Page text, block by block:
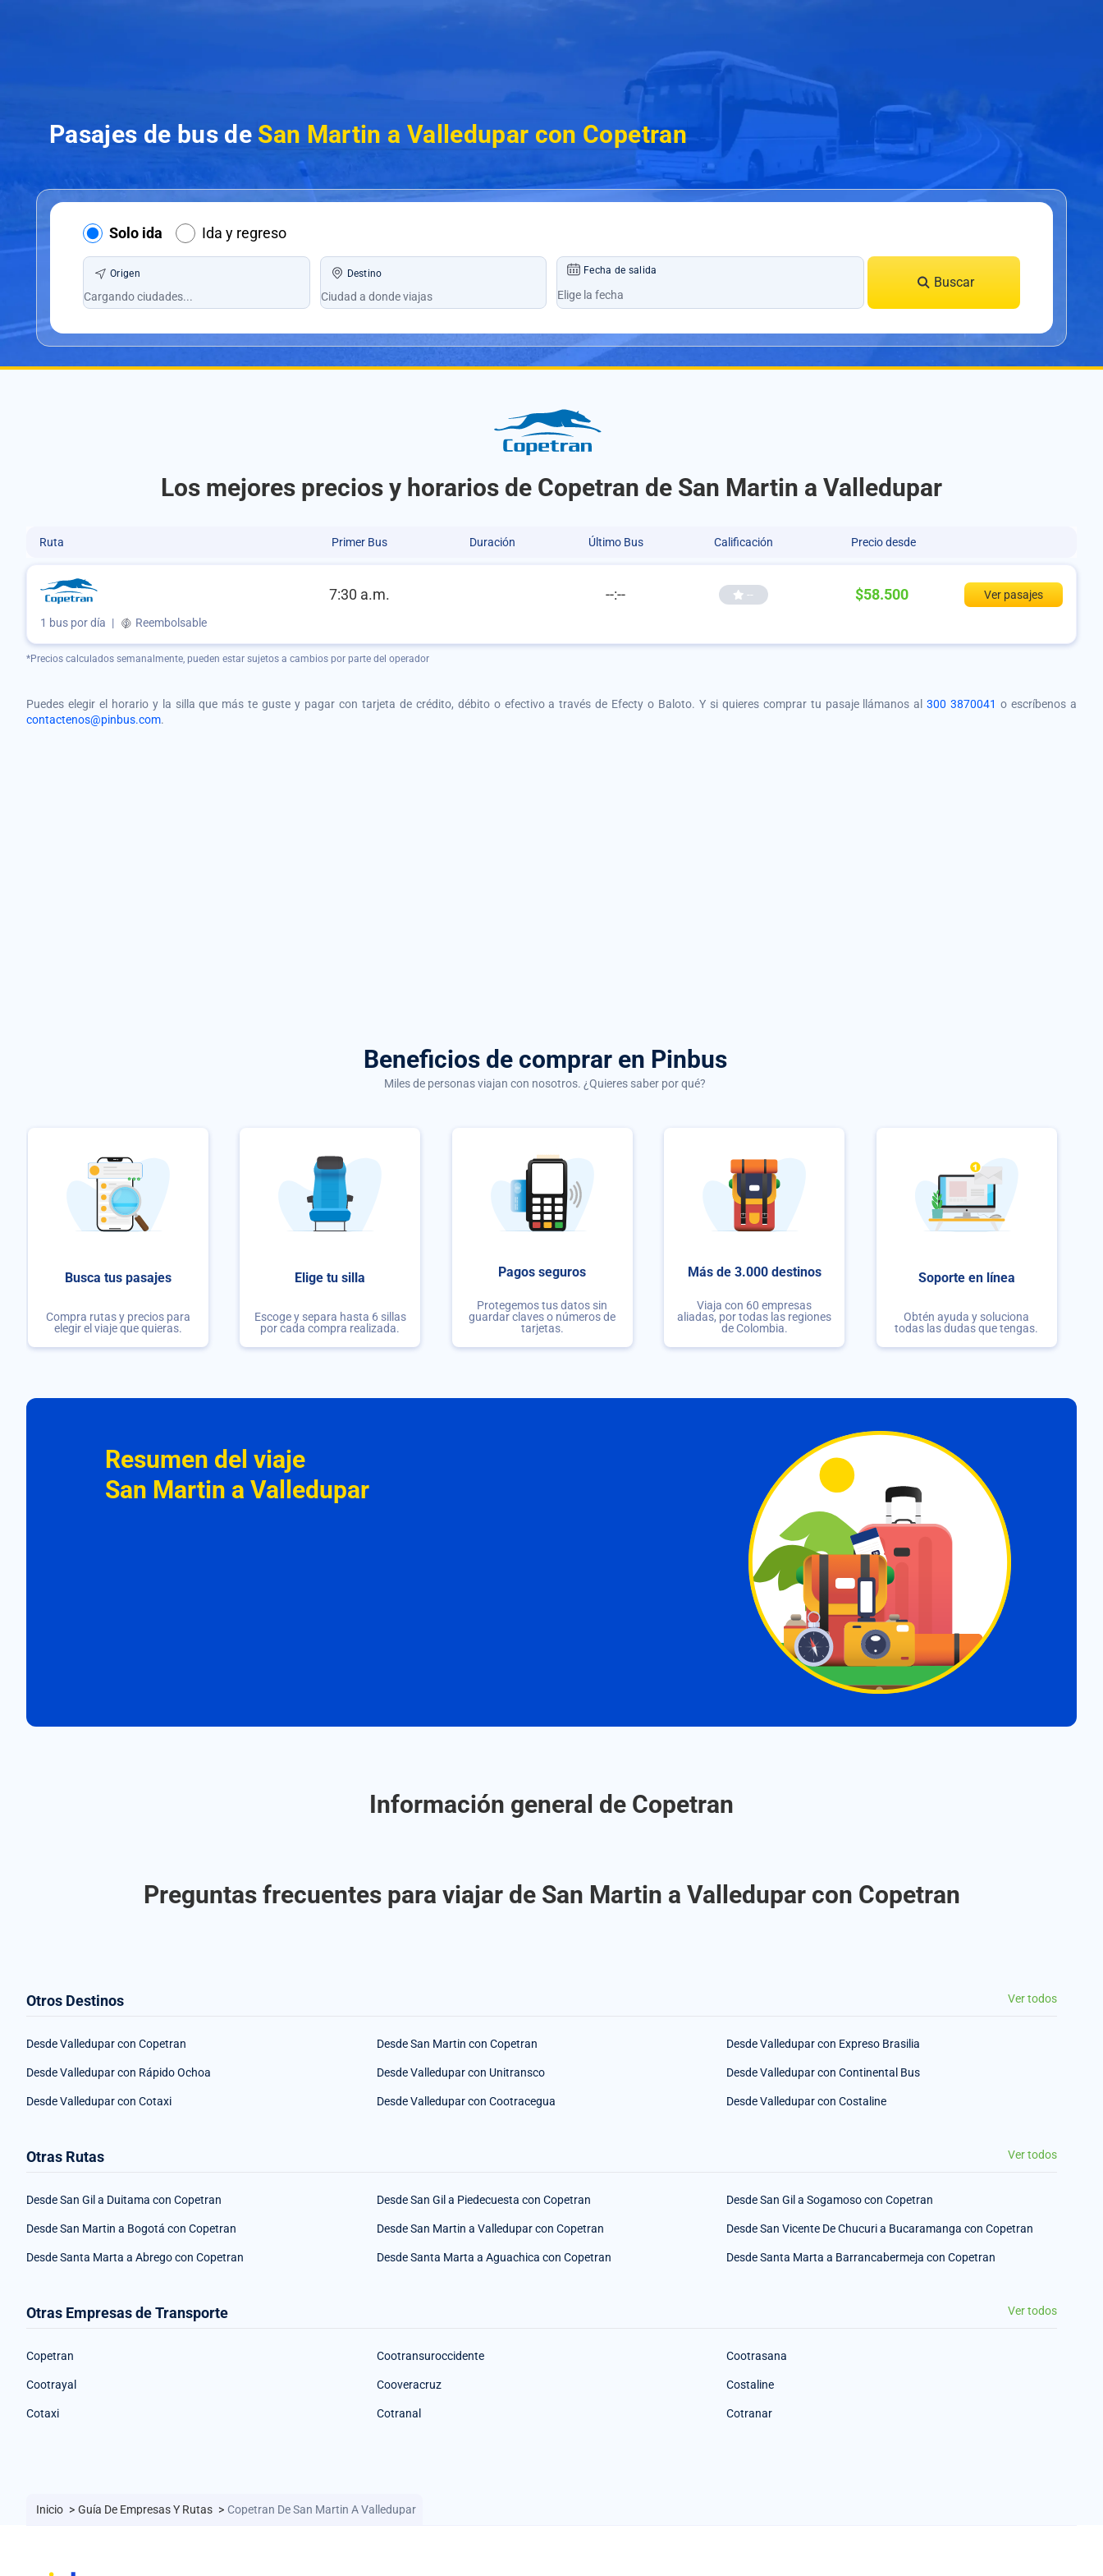
Pasajes de bus de San Martin a Valledupar con Copetran
Solo ida Ida y regreso
Origen Destino Fecha de salida
Buscar
Los mejores precios y horarios de Copetran de San Martin a Valledupar
Ruta Primer Bus Duración Último Bus Calificación Precio desde
7:30 a.m. --:-- -- $58.500 Ver pasajes
1 bus por día | Reembolsable
*Precios calculados semanalmente, pueden estar sujetos a cambios por parte del operador
Puedes elegir el horario y la silla que más te guste y pagar con tarjeta de crédito, débito o efectivo a través de Efecty o Baloto. Y si quieres comprar tu pasaje llámanos al300 3870041 o escríbenos a
contactenos@pinbus.com.
Beneficios de comprar en Pinbus
Miles de personas viajan con nosotros. ¿Quieres saber por qué?
Busca tus pasajes
Compra rutas y precios para
elegir el viaje que quieras.
Elige tu silla
Escoge y separa hasta 6 sillas
por cada compra realizada.
Pagos seguros
Protegemos tus datos sin
guardar claves o números de
tarjetas.
Más de 3.000 destinos
Viaja con 60 empresas
aliadas, por todas las regiones
de Colombia.
Soporte en línea
Obtén ayuda y soluciona
todas las dudas que tengas.
Resumen del viaje
San Martin a Valledupar
Información general de Copetran
Preguntas frecuentes para viajar de San Martin a Valledupar con Copetran
Otros Destinos Ver todos
Desde Valledupar con Copetran Desde San Martin con Copetran Desde Valledupar con Expreso Brasilia
Desde Valledupar con Rápido Ochoa Desde Valledupar con Unitransco Desde Valledupar con Continental Bus
Desde Valledupar con Cotaxi Desde Valledupar con Cootracegua Desde Valledupar con Costaline
Otras Rutas Ver todos
Desde San Gil a Duitama con Copetran Desde San Gil a Piedecuesta con Copetran Desde San Gil a Sogamoso con Copetran
Desde San Martin a Bogotá con Copetran Desde San Martin a Valledupar con Copetran Desde San Vicente De Chucuri a Bucaramanga con Copetran
Desde Santa Marta a Abrego con Copetran Desde Santa Marta a Aguachica con Copetran Desde Santa Marta a Barrancabermeja con Copetran
Otras Empresas de Transporte Ver todos
Copetran Cootransuroccidente Cootrasana
Cootrayal Cooveracruz Costaline
Cotaxi Cotranal Cotranar
Inicio > Guía De Empresas Y Rutas > Copetran De San Martin A Valledupar